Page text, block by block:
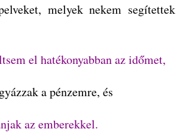
melyek nekem segítettek
el hatékonyabban az időmet,
a pénzemre, és
az emberekkel.